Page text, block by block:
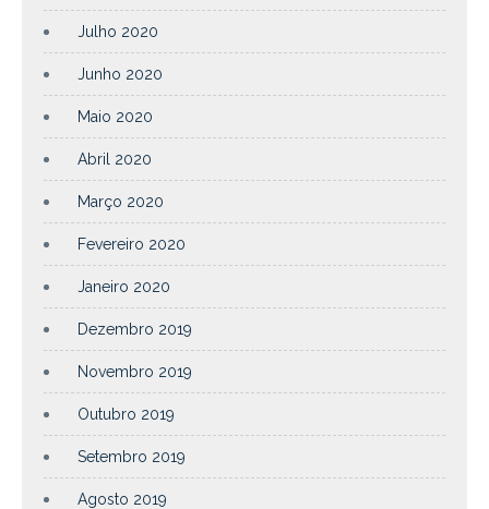
Julho 2020
Junho 2020
Maio 2020
Abril 2020
Março 2020
Fevereiro 2020
Janeiro 2020
Dezembro 2019
Novembro 2019
Outubro 2019
Setembro 2019
Agosto 2019